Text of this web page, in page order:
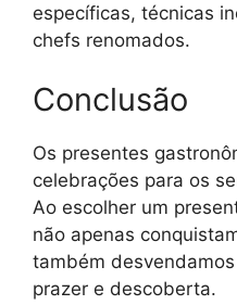
específicas, técnicas
chefs renomados.
Conclusão
Os presentes
celebrações para os
Ao escolher um
não apenas
também
prazer e descoberta.